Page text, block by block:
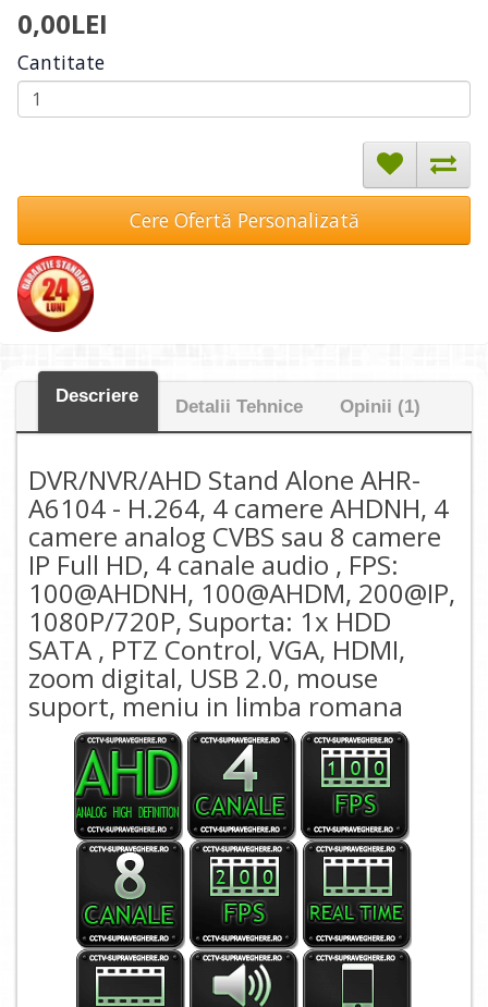
0,00LEI
Cantitate
Cere Ofertă Personalizată
Descriere
Detalii Tehnice Opinii (1)
DVR/NVR/AHD Stand Alone AHR-
A6104 - H.264, 4 camere AHDNH, 4
camere analog CVBS sau 8 camere
IP Full HD, 4 canale audio , FPS:
100@AHDNH, 100@AHDM, 200@IP,
1080P/720P, Suporta: 1x HDD
SATA , PTZ Control, VGA, HDMI,
zoom digital, USB 2.0, mouse
suport, meniu in limba romana